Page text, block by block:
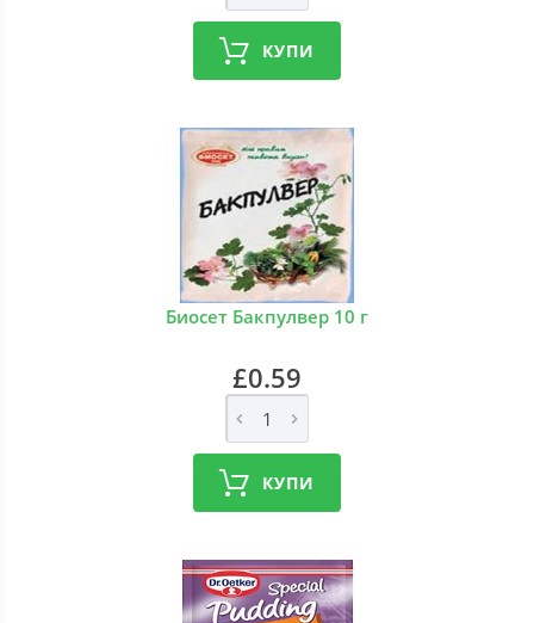
КУПИ
Биосет Бакпулвер 10 г
£0.59
КУПИ